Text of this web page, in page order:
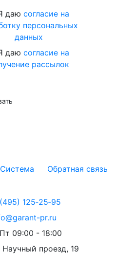
даю согласие на
персональных
данных
даю согласие на
рассылок
Система Обратная связь
125‑25‑95
pr.ru
09:00 - 18:00
проезд, 19